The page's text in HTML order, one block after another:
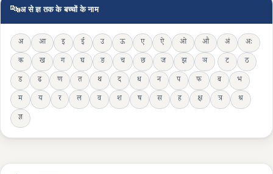
🔤अ से ज्ञ तक के बच्चों के नाम
अ आ इ ई उ ऊ ए ऐ ओ औ अं
अः
क
ख ग घ ङ च छ ज झ ञ ट
ठ
ड
ढ ण त थ द ध न प फ ब
भ
म
य र ल व श ष स ह क्ष त्र
श्र
ज्ञ